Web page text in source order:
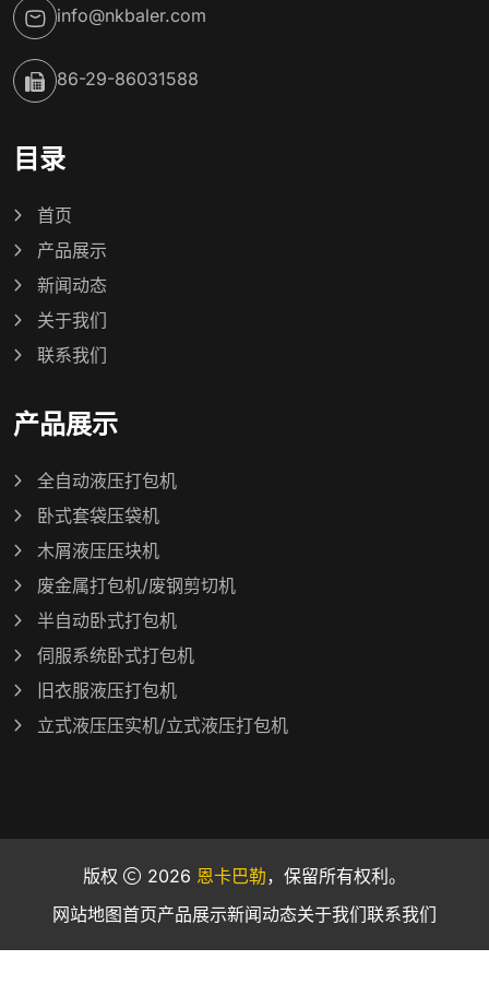
info@nkbaler.com
86-29-86031588
目录
首页
产品展示
新闻动态
关于我们
联系我们
产品展示
全自动液压打包机
卧式套袋压袋机
木屑液压压块机
废金属打包机/废钢剪切机
半自动卧式打包机
伺服系统卧式打包机
旧衣服液压打包机
立式液压压实机/立式液压打包机
版权 2026 恩卡巴勒，保留所有权利。
网站地图首页产品展示新闻动态关于我们联系我们